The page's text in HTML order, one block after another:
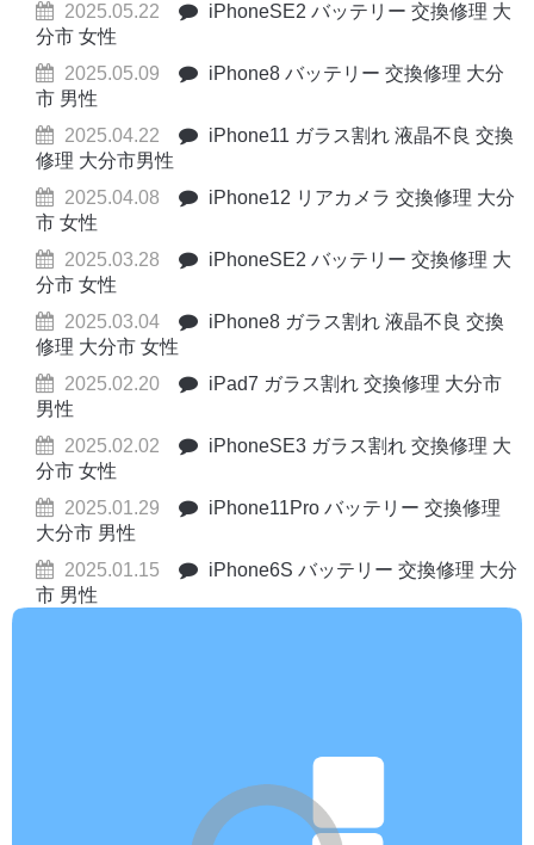
2025.05.22
iPhoneSE2 バッテリー 交換修理 大
分市 女性
2025.05.09
iPhone8 バッテリー 交換修理 大分
市 男性
2025.04.22
iPhone11 ガラス割れ 液晶不良 交換
修理 大分市男性
2025.04.08
iPhone12 リアカメラ 交換修理 大分
市 女性
2025.03.28
iPhoneSE2 バッテリー 交換修理 大
分市 女性
2025.03.04
iPhone8 ガラス割れ 液晶不良 交換
修理 大分市 女性
2025.02.20
iPad7 ガラス割れ 交換修理 大分市
男性
2025.02.02
iPhoneSE3 ガラス割れ 交換修理 大
分市 女性
2025.01.29
iPhone11Pro バッテリー 交換修理
大分市 男性
2025.01.15
iPhone6S バッテリー 交換修理 大分
市 男性